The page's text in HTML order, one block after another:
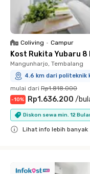
Coliving • Campur
Kost Rukita Yubaru 8
Mangunharjo, Tembalang
4.6 km dari politeknik
mulai dari Rp1.818.000
-10% Rp1.636.200 /
Diskon sewa min. 12
Lihat info lebih banyak